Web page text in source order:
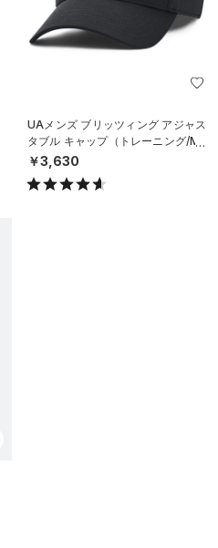
UAメンズ ブリッツィング アジャス
タブル キャップ（トレーニング/ME
N）
￥3,630